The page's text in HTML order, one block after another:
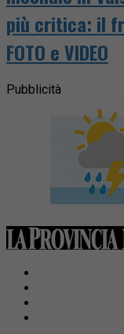
più critica: il
FOTO e VIDEO
Pubblicità